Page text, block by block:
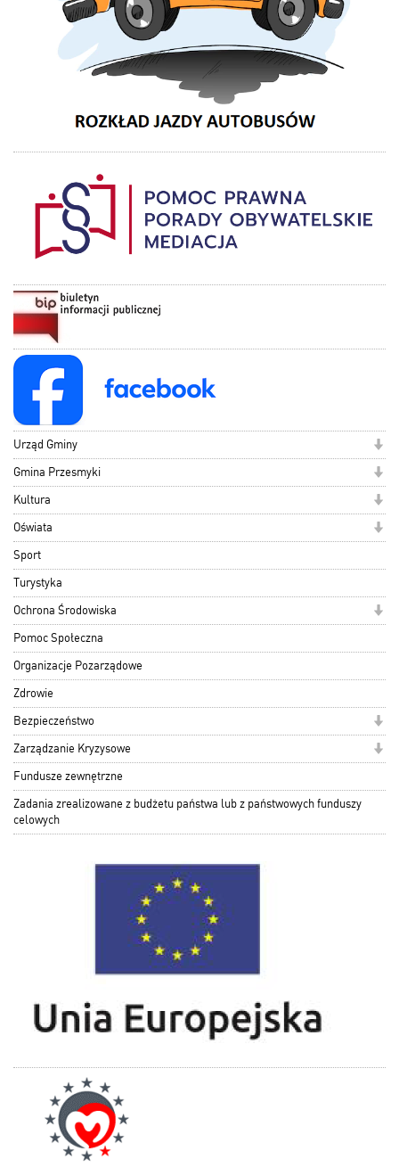
Urząd Gminy
Gmina Przesmyki
Kultura
Oświata
Sport
Turystyka
Ochrona Środowiska
Pomoc Społeczna
Organizacje Pozarządowe
Zdrowie
Bezpieczeństwo
Zarządzanie Kryzysowe
Fundusze zewnętrzne
Zadania zrealizowane z budżetu państwa lub z państwowych funduszy
celowych